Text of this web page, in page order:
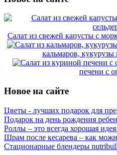
Салат из свежей капусты с
кальмаров,
печени с
Новое на сайте
Цветы - лучших подарок для
Подарок на день рождения
Роллы – это всегда хорошая
Шрам после кесарева – как
Стационарные блендеры